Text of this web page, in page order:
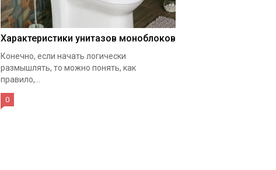
Характеристики унитазов моноблоков
Конечно, если начать логически
размышлять, то можно понять, как
правило,...
0